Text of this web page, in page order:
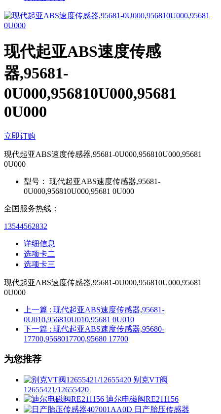
现代起亚ABS速度传感
器,95681-
0U000,956810U000,95681
0U000
立即订购
现代起亚ABS速度传感器,95681-0U000,956810U000,95681
0U000
型号：
现代起亚ABS速度传感器,95681-
0U000,956810U000,95681 0U000
全国服务热线：
13544562832
详细信息
选项卡二
选项卡三
现代起亚ABS速度传感器,95681-0U000,956810U000,95681
0U000
上一篇 : 现代起亚ABS速度传感器,95681-
0U010,956810U010,95681 0U010
下一篇 : 现代起亚ABS速度传感器,95680-
17700,9568017700,95680 17700
为您推荐
别克VT阀
12655421/12655420
迪尔电磁阀RE211156
日产胎压传感器